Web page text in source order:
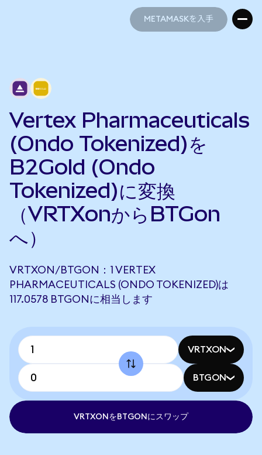
METAMASKを入手
Vertex Pharmaceuticals
(Ondo Tokenized)を
B2Gold (Ondo
Tokenized)に変換
（VRTXonからBTGon
へ）
VRTXON/BTGON：1 VERTEX
PHARMACEUTICALS (ONDO TOKENIZED)は
117.0578 BTGONに相当します
VRTXON
BTGON
VRTXONをBTGONにスワップ